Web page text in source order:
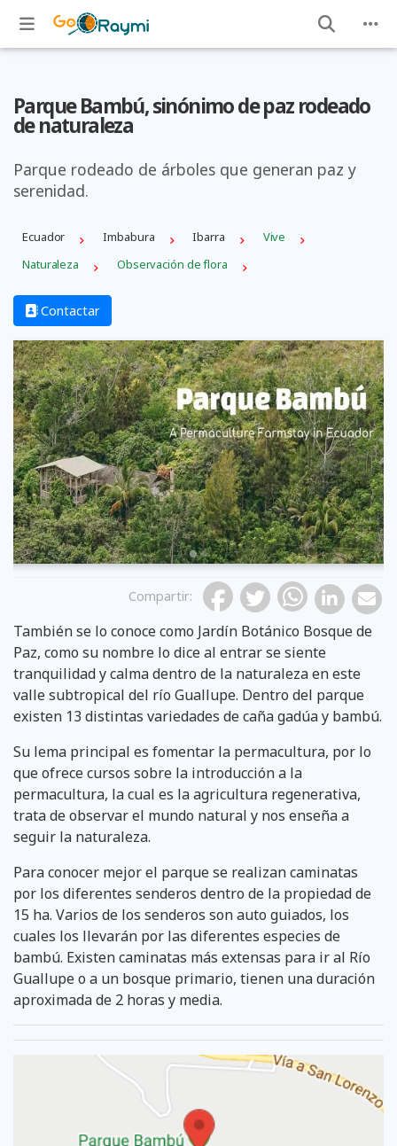
Parque Bambú, sinónimo de paz rodeado
de naturaleza
Parque rodeado de árboles que generan paz y
serenidad.
Ecuador Imbabura Ibarra
Vive
Naturaleza
Observación de flora
Contactar
Previous
Tomado de: Parque Bambú
Compartir:
También se lo conoce como Jardín Botánico Bosque de
Paz, como su nombre lo dice al entrar se siente
tranquilidad y calma dentro de la naturaleza en este
valle subtropical del río Guallupe. Dentro del parque
existen 13 distintas variedades de caña gadúa y bambú.
Su lema principal es fomentar la permacultura, por lo
que ofrece cursos sobre la introducción a la
permacultura, la cual es la agricultura regenerativa,
trata de observar el mundo natural y nos enseña a
seguir la naturaleza.
Para conocer mejor el parque se realizan caminatas
por los diferentes senderos dentro de la propiedad de
15 ha. Varios de los senderos son auto guiados, los
cuales los llevarán por las diferentes especies de
bambú. Existen caminatas más extensas para ir al Río
Guallupe o a un bosque primario, tienen una duración
aproximada de 2 horas y media.